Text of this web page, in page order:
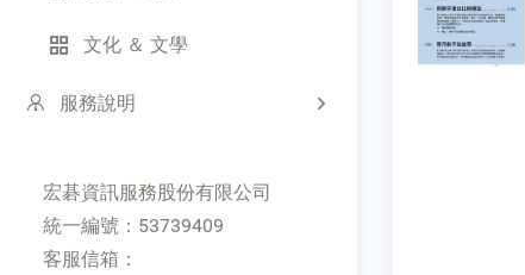
文化 ＆ 文學
服務說明
宏碁資訊服務股份有限公司
統一編號：53739409
客服信箱：